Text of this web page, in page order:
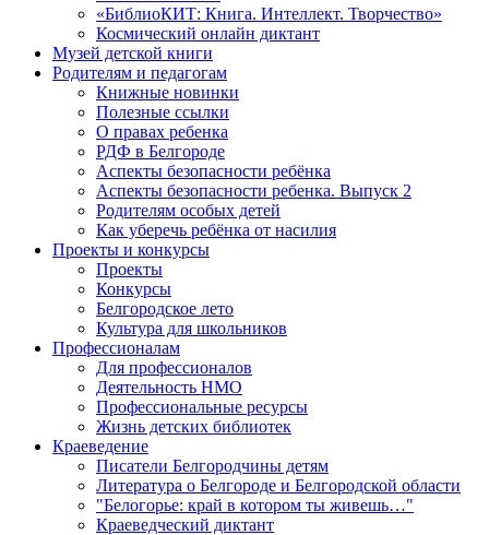
«БиблиоКИТ: Книга. Интеллект. Творчество»
Космический онлайн диктант
Музей детской книги
Родителям и педагогам
Книжные новинки
Полезные ссылки
О правах ребенка
РДФ в Белгороде
Аспекты безопасности ребёнка
Аспекты безопасности ребенка. Выпуск 2
Родителям особых детей
Как уберечь ребёнка от насилия
Проекты и конкурсы
Проекты
Конкурсы
Белгородское лето
Культура для школьников
Профессионалам
Для профессионалов
Деятельность НМО
Профессиональные ресурсы
Жизнь детских библиотек
Краеведение
Писатели Белгородчины детям
Литература о Белгороде и Белгородской области
"Белогорье: край в котором ты живешь…"
Краеведческий диктант